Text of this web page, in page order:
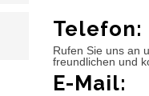
Telefon:
Rufen Sie uns an
freundlichen und
E-Mail: